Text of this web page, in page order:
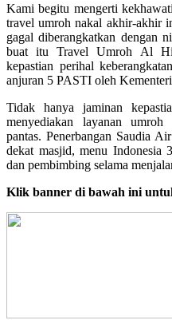
Kami begitu mengerti
travel umroh nakal akhir-akhir
gagal diberangkatkan dengan
buat itu Travel Umroh Al
kepastian perihal
anjuran 5 PASTI oleh
Tidak hanya jaminan
menyediakan layanan
pantas. Penerbangan Saudia
dekat masjid, menu Indonesia
dan pembimbing selama
Klik banner di bawah ini